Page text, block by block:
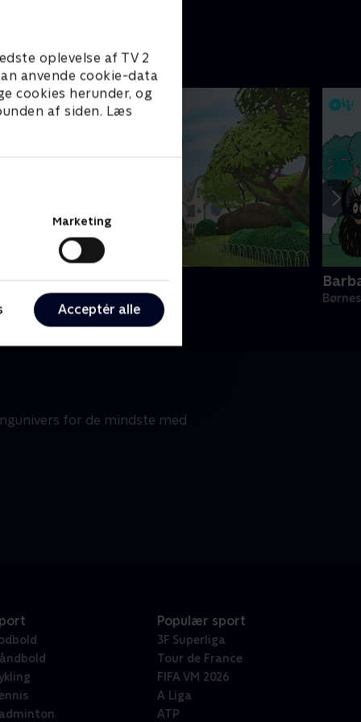
oplevelse af TV 2
anvende cookie-data
cookies herunder, og
af siden. Læs
Marketing
Acceptér alle
• 4 sæsoner
for de mindste med
Populær sport
3F Superliga
Tour de France
FIFA VM 2026
A Liga
ATP